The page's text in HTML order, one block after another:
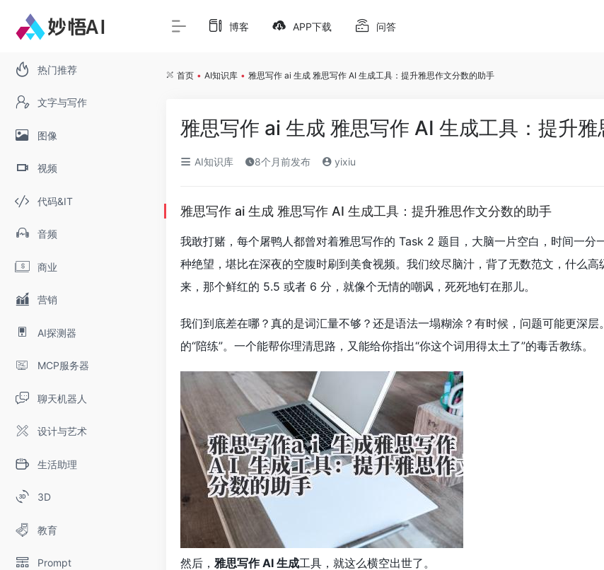
热门推荐
文字与写作
图像
视频
代码&IT
音频
商业
营销
AI探测器
MCP服务器
聊天机器人
设计与艺术
生活助理
3D
教育
Prompt
博客 APP下载 问答
首页 • AI知识库 • 雅思写作 ai 生成 雅思写作 AI 生成工具：提升雅思作文分数的助手
雅思写作 ai 生成 雅思写作 AI 生成工具：提升
AI知识库 8个月前发布 yixiu
雅思写作 ai 生成 雅思写作 AI 生成工具：提升雅思作文分数的助手
我敢打赌，每个屠鸭人都曾对着雅思写作的 Task 2 题目，大脑一片空白，时间一分
种绝望，堪比在深夜的空腹时刷到美食视频。我们绞尽脑汁，背了无数范文，什么
来，那个鲜红的 5.5 或者 6 分，就像个无情的嘲讽，死死地钉在那儿。
我们到底差在哪？真的是词汇量不够？还是语法一塌糊涂？有时候，问题可能更深
的“陪练”。一个能帮你理清思路，又能给你指出“你这个词用得太土了”的毒舌教练。
然后， 雅思写作 AI 生成工具，就这么横空出世了。